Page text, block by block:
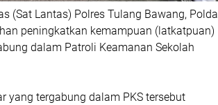
(Sat Lantas) Polres Tulang Bawang, Polda
peningkatkan kemampuan (latkatpuan)
dalam Patroli Keamanan Sekolah
yang tergabung dalam PKS tersebut